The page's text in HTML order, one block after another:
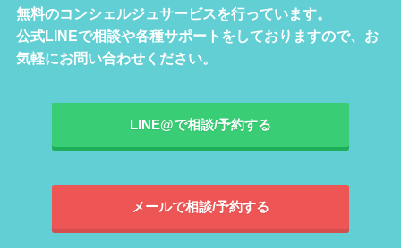
無料のコンシェルジュサービスを行っています。
公式LINEで相談や各種サポートをしておりますので、お
気軽にお問い合わせください。
LINE@で相談/予約する
メールで相談/予約する